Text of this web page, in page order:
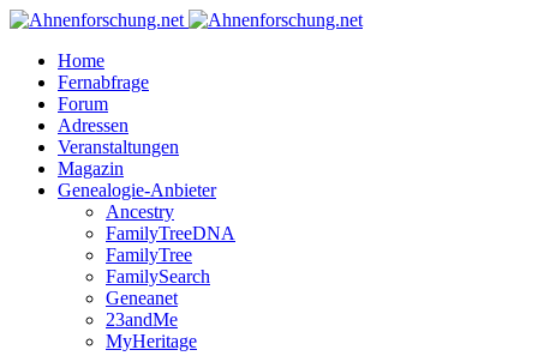
Home
Fernabfrage
Forum
Adressen
Veranstaltungen
Magazin
Genealogie-Anbieter
Ancestry
FamilyTreeDNA
FamilyTree
FamilySearch
Geneanet
23andMe
MyHeritage